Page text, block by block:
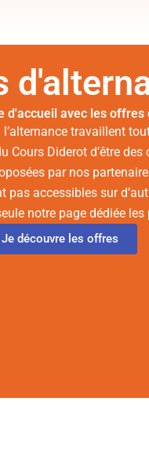
d'accueil avec les offres
travaillent
Cours Diderot d’être
par nos
pas accessibles sur
notre page dédiée les
Je découvre les offres